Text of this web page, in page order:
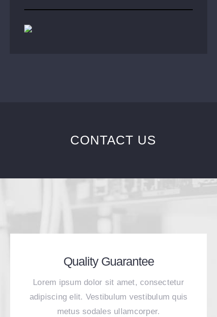
CONTACT US
Quality Guarantee
Lorem ipsum dolor sit amet, consectetur
adipiscing elit. Vestibulum vestibulum quis
metus sodales ullamcorper.